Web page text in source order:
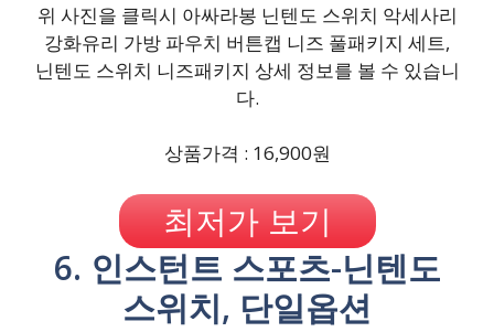
위 사진을 클릭시 아싸라봉 닌텐도 스위치 악세사리
강화유리 가방 파우치 버튼캡 니즈 풀패키지 세트,
닌텐도 스위치 니즈패키지 상세 정보를 볼 수 있습니
다.
상품가격 : 16,900원
최저가 보기
6. 인스턴트 스포츠-닌텐도
스위치, 단일옵션